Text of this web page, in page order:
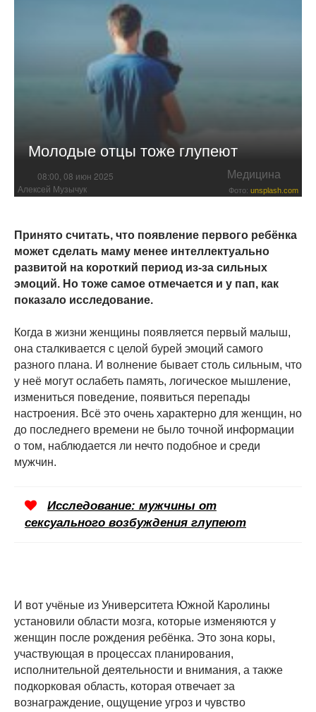
Молодые отцы тоже глупеют
08:00, 08 июн 2025 Медицина
Алексей Музычук Фото: unsplash.com
Принято считать, что появление первого ребёнка
может сделать маму менее интеллектуально
развитой на короткий период из-за сильных
эмоций. Но тоже самое отмечается и у пап, как
показало исследование.
Когда в жизни женщины появляется первый малыш,
она сталкивается с целой бурей эмоций самого
разного плана. И волнение бывает столь сильным, что
у неё могут ослабеть память, логическое мышление,
измениться поведение, появиться перепады
настроения. Всё это очень характерно для женщин, но
до последнего времени не было точной информации
о том, наблюдается ли нечто подобное и среди
мужчин.
Исследование: мужчины от
сексуального возбуждения глупеют
И вот учёные из Университета Южной Каролины
установили области мозга, которые изменяются у
женщин после рождения ребёнка. Это зона коры,
участвующая в процессах планирования,
исполнительной деятельности и внимания, а также
подкорковая область, которая отвечает за
вознаграждение, ощущение угроз и чувство